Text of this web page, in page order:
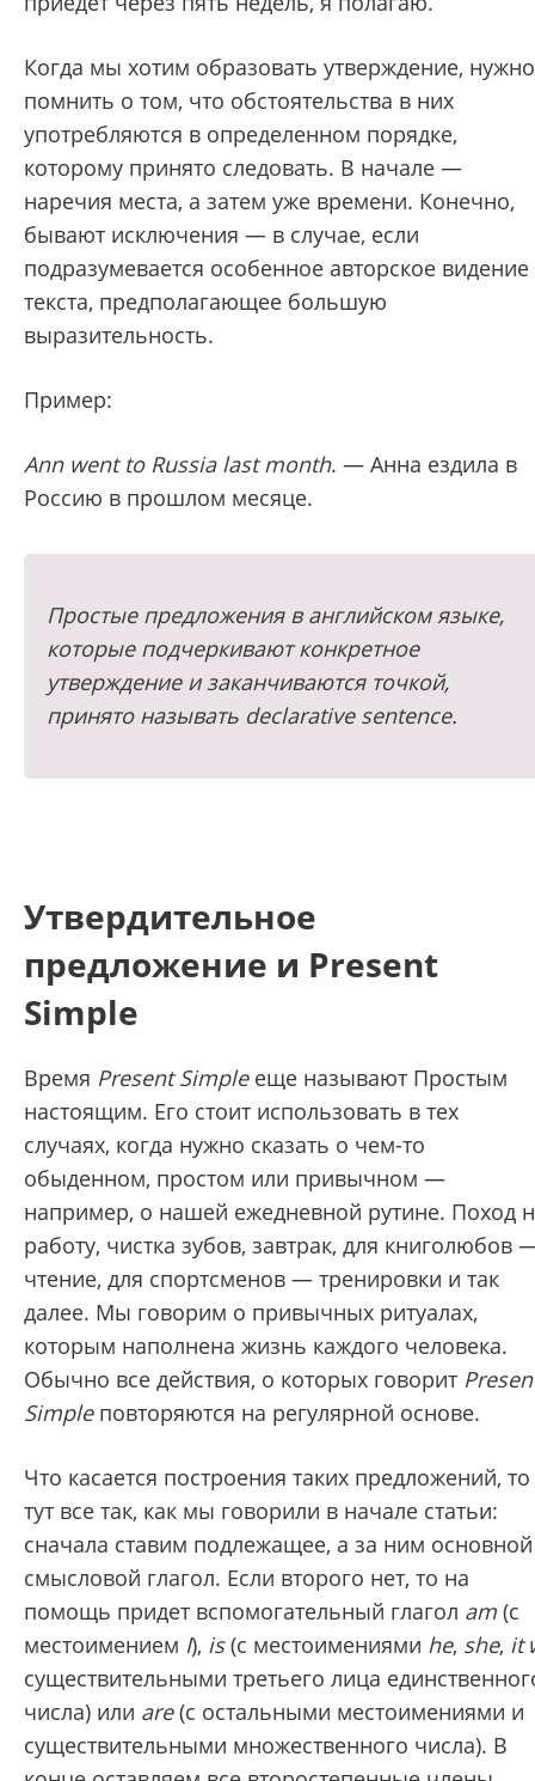
Когда мы хотим образовать утверждение, нужно
помнить о том, что обстоятельства в них
употребляются в определенном порядке,
которому принято следовать. В начале —
наречия места, а затем уже времени. Конечно,
бывают исключения — в случае, если
подразумевается особенное авторское видение
текста, предполагающее большую
выразительность.
Пример:
Ann went to Russia last month. — Анна ездила в
Россию в прошлом месяце.
Простые предложения в английском языке,
которые подчеркивают конкретное
утверждение и заканчиваются точкой,
принято называть declarative sentence.
Утвердительное
предложение и Present
Simple
Время Present Simpleеще называют Простым
настоящим. Его стоит использовать в тех
случаях, когда нужно сказать о чем-то
обыденном, простом или привычном —
например, о нашей ежедневной рутине. Поход
работу, чистка зубов, завтрак, для книголюбов
чтение, для спортсменов — тренировки и так
далее. Мы говорим о привычных ритуалах,
которым наполнена жизнь каждого человека.
Обычно все действия, о которых говорит
Simple повторяются на регулярной основе.
Что касается построения таких предложений, то
тут все так, как мы говорили в начале статьи:
сначала ставим подлежащее, а за ним основной
смысловой глагол. Если второго нет, то на
помощь придет вспомогательный глагол am (с
местоимением I), is(с местоимениями he, she, it
существительными третьего лица
числа) или are(с остальными местоимениями и
существительными множественного числа). В